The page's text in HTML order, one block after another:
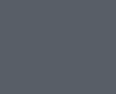
radzą